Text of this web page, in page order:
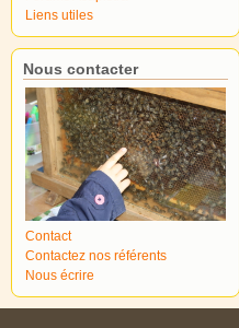
Liens utiles
Nous contacter
Contact
Contactez nos référents
Nous écrire